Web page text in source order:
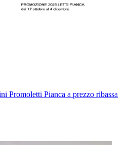
Promoletti Pianca a prezzo ribassa